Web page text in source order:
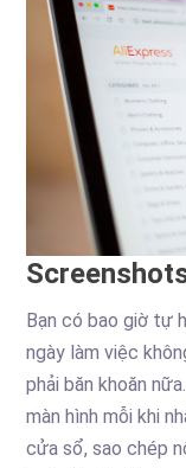
Bạn có bao giờ tự
ngày làm việc
phải băn khoăn
màn hình mỗi khi
cửa sổ, sao chép